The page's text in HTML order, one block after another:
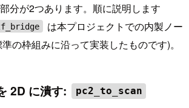
分が2つあります。順に説明します
は本プロジェクトでの内製ノー
の枠組みに沿って実装したものです)。
2D に潰す: pc2_to_scan